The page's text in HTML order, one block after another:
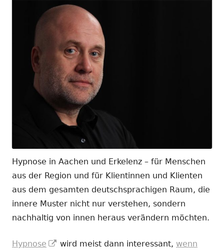
Hypnose in Aachen und Erkelenz – für Menschen
aus der Region und für Klientinnen und Klienten
aus dem gesamten deutschsprachigen Raum, die
innere Muster nicht nur verstehen, sondern
nachhaltig von innen heraus verändern möchten.
Hypnose
In
wird meist dann interessant, wenn